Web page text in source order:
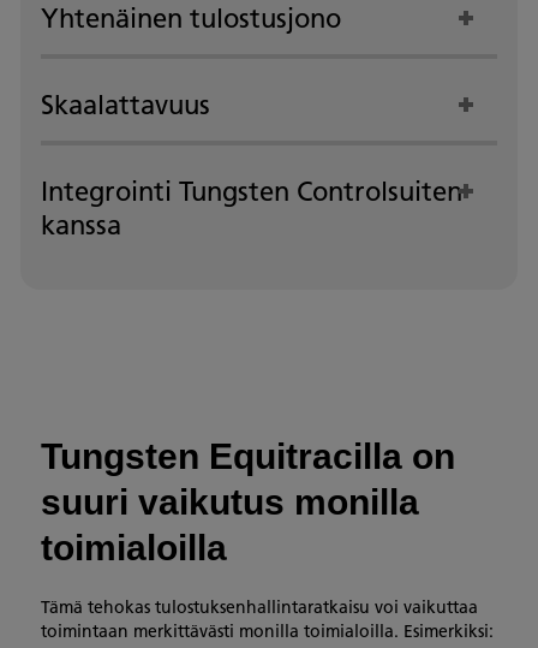
Yhtenäinen tulostusjono
Skaalattavuus
Integrointi Tungsten Controlsuiten
kanssa
Tungsten Equitracilla on
suuri vaikutus monilla
toimialoilla
Tämä tehokas tulostuksenhallintaratkaisu voi vaikuttaa
toimintaan merkittävästi monilla toimialoilla. Esimerkiksi: